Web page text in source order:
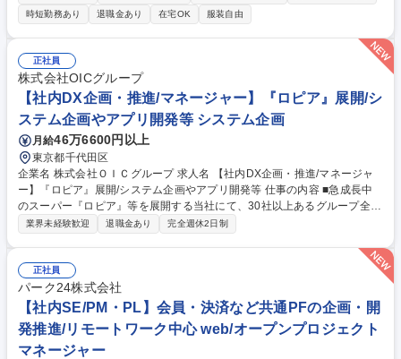
予算策定・執行管理、試験委託・業務委託契約の のレビューや法務連携、
組合との職場懇談会運営などの労使対応を担当いただきます。 【具体的に
は】■予算管理：部門の年度予算策定、月次／四半期での執行管理 ■契約
管理：試験委託、業務委託契約のレビュー、リスク判断、法務部門との連
携 ■労使対応：組合との職場懇談会の事務局運営、現場の声の集約とマネ
ジメントへのフィードバック 募集職種 H604【大阪】部門運営マネージャ
ー（予算・契約管理などの総務.庶務業務）
時短勤務あり
退職金あり 在宅OK 服装自由
正社員
株式会社OICグループ
【社内DX企画・推進/マネージャー】『ロピア』展開/シ
ステム企画やアプリ開発等 システム企画
月給46万6600円以上
東京都千代田区
企業名 株式会社ＯＩＣグループ 求人名 【社内DX企画・推進/マネージャ
ー】『ロピア』展開/システム企画やアプリ開発等 仕事の内容 ■急成長中
のスーパー『ロピア』等を展開する当社にて、30社以上あるグループ全体
の社内DX企画・推進をお任せします。マネージャーとして、最上流工程
レスなど)やアプリ、Webサイトなどシステムに関して、ご経験に応じて
以下業務をお任せします。 ■システムの企画・構想 ■各種アプリ・システ
ムの要件定義・設計・開発 ■システムの保守運用 など 【今後のDX構想】
■店舗とアプリを繋ぐ仕組み作り ■POSデータの集計/活用 ■店舗業務のDX
活用 ■グループ全体を横ぐしでのDX化 など 募集職種 【社内DX企画・推
進/マネージャー】『ロピア』展開/システム企画やアプリ開発等
業界未経験歓迎 退職金あり 完全週休2日制
正社員
パーク24株式会社
【社内SE/PM・PL】会員・決済など共通PFの企画・開
発推進/リモートワーク中心 web/オープンプロジェクト
マネージャー